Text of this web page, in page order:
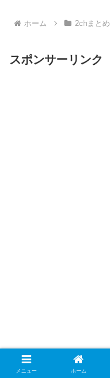
ホーム 2chまとめ
スポンサーリンク
メニュー ホーム